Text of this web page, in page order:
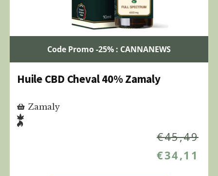
Code Promo -25% : CANNANEWS
Huile CBD Cheval 40% Zamaly
Zamaly
€45,49
€34,11